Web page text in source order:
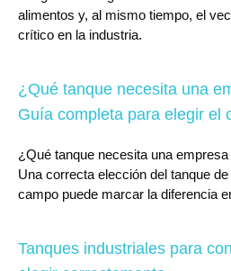
alimentos y, al mismo tiempo, el
crítico en la industria.
¿Qué tanque necesita una
Guía completa para elegir el
¿Qué tanque necesita una
Una correcta elección del tanque
campo puede marcar la diferencia
Tanques industriales para